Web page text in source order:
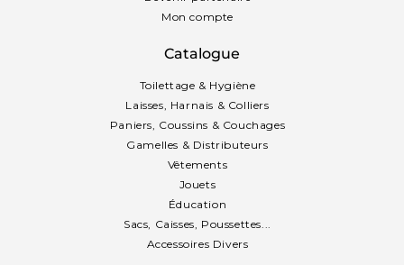
Mon compte
Catalogue
Toilettage & Hygiène
Laisses, Harnais & Colliers
Paniers, Coussins & Couchages
Gamelles & Distributeurs
Vêtements
Jouets
Éducation
Sacs, Caisses, Poussettes...
Accessoires Divers